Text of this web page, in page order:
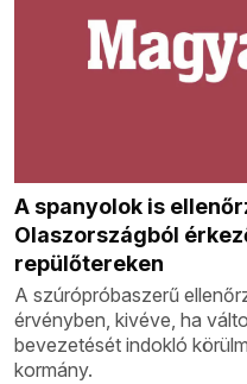
A spanyolok is
Olaszországból
repülőtereken
A szúrópróbaszerű
érvényben, kivéve, ha
bevezetését indokló
kormány.